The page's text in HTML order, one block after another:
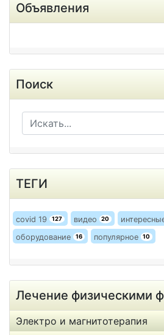
Объявления
Поиск
ТЕГИ
covid 19 127 видео 20
оборудование 16 популярное 10
Лечение физическими
Электро и магнитотерапия